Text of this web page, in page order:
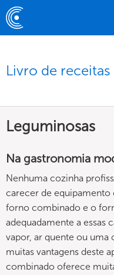
Livro de receitas
Leguminosas
Na gastronomia
Nenhuma cozinha
carecer de
forno combinado e o
adequadamente a essas
vapor, ar quente ou uma
muitas vantagens deste
combinado oferece